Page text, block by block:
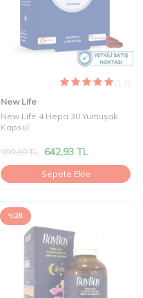
New Life
New Life 4 Hepa 30 Yumuşak
Kapsül
999,00TL 642,93 TL
Sepete Ekle
%28